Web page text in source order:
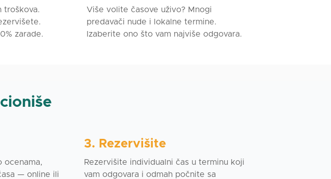
potrebama učenika.
govoriti, razumeti i reagovati
(dijalozima, oglasima,
njihove porodice
troškova.
zarade.
Više volite časove uživo? Mnogi
predavači nude i lokalne termine.
Izaberite ono što vam najviše odgovara.
ocenama,
— online ili
3. Rezervišite
Rezervišite individualni čas u terminu koji
vam odgovara i odmah počnite sa